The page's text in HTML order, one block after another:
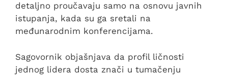
detaljno proučavaju samo na osnovu javnih
istupanja, kada su ga sretali na
međunarodnim konferencijama.
Sagovornik objašnjava da profil ličnosti
jednog lidera dosta znači u tumačenju